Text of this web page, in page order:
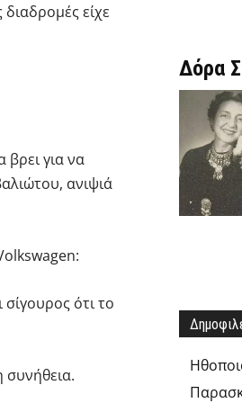
είχε
βρει για να
ανιψιά
ότι το
συνήθεια.
Δόρα